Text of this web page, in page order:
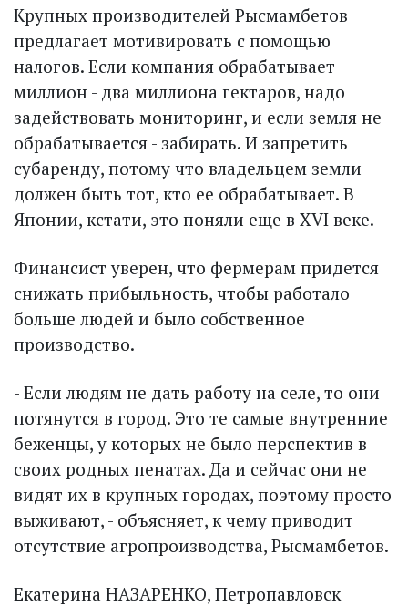
Крупных производителей Рысмамбетов
предлагает мотивировать с помощью
налогов. Если компания обрабатывает
миллион - два миллиона гектаров, надо
задействовать мониторинг, и если земля не
обрабатывается - забирать. И запретить
субаренду, потому что владельцем земли
должен быть тот, кто ее обрабатывает. В
Японии, кстати, это поняли еще в XVI веке.
Финансист уверен, что фермерам придется
снижать прибыльность, чтобы работало
больше людей и было собственное
производство.
- Если людям не дать работу на селе, то они
потянутся в город. Это те самые внутренние
беженцы, у которых не было перспектив в
своих родных пенатах. Да и сейчас они не
видят их в крупных городах, поэтому просто
выживают, - объясняет, к чему приводит
отсутствие агропроизводства, Рысмамбетов.
Екатерина НАЗАРЕНКО, Петропавловск